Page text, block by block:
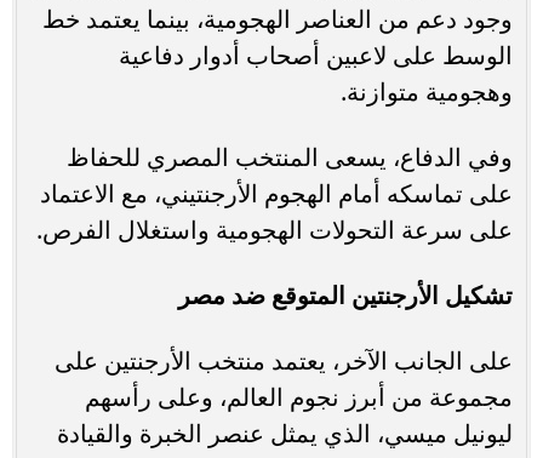
وجود دعم من العناصر الهجومية، بينما يعتمد خط
الوسط على لاعبين أصحاب أدوار دفاعية
وهجومية متوازنة.
وفي الدفاع، يسعى المنتخب المصري للحفاظ
على تماسكه أمام الهجوم الأرجنتيني، مع الاعتماد
على سرعة التحولات الهجومية واستغلال الفرص.
تشكيل الأرجنتين المتوقع ضد مصر
على الجانب الآخر، يعتمد منتخب الأرجنتين على
مجموعة من أبرز نجوم العالم، وعلى رأسهم
ليونيل ميسي، الذي يمثل عنصر الخبرة والقيادة